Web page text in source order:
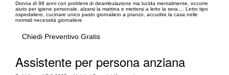
Donna di 98 anni con problemi di deambulazione ma lucida mentalmente, occorre
aiuto per igiene personale, alzarsi la mattina e mettersi a letto la sera.... Letto tipo
ospedaliero, cucinare unico pasto giornaliero a pranzo, accudire la casa nelle
normali necessità giornaliere
Chiedi Preventivo Gratis
Assistente per persona anziana